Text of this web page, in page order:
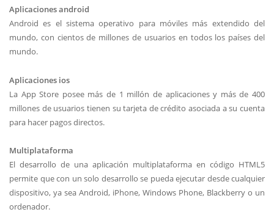
Aplicaciones android
Android es el sistema operativo para móviles más extendido del
mundo, con cientos de millones de usuarios en todos los países del
mundo.
Aplicaciones ios
La App Store posee más de 1 millón de aplicaciones y más de 400
millones de usuarios tienen su tarjeta de crédito asociada a su cuenta
para hacer pagos directos.
Multiplataforma
El desarrollo de una aplicación multiplataforma en código HTML5
permite que con un solo desarrollo se pueda ejecutar desde cualquier
dispositivo, ya sea Android, iPhone, Windows Phone, Blackberry o un
ordenador.